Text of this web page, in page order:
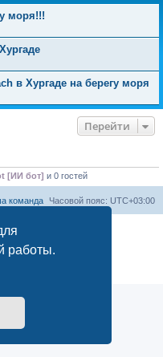
работы.
моря!!!
в Хургаде на берегу моря
Перейти
[ИИ бот] и 0 гостей
Часовой пояс: UTC+03:00
команда
© phpBB Limited
Правила